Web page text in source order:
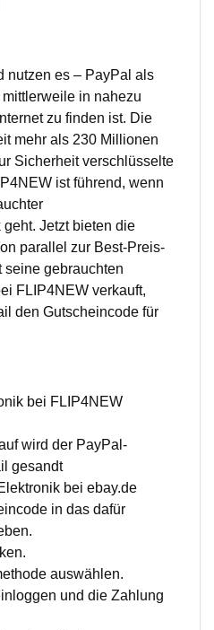
nutzen es – PayPal als
in nahezu
zu finden ist. Die
mehr als 230 Millionen
Sicherheit verschlüsselte
ist führend, wenn
Jetzt bieten die
parallel zur Best-Preis-
seine gebrauchten
FLIP4NEW verkauft,
den Gutscheincode für
bei FLIP4NEW
wird der PayPal-
gesandt
bei ebay.de
in das dafür
auswählen.
und die Zahlung